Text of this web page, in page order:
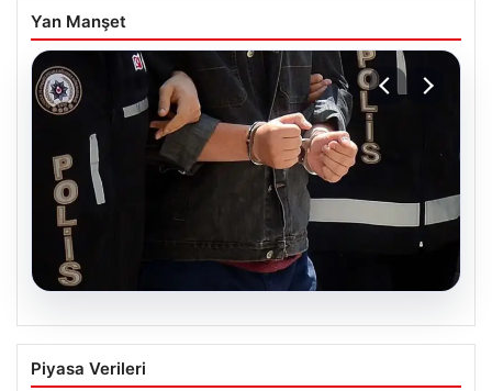
Yan Manşet
05.08.2026
İzmir’de Baba-Oğul Cinayeti: Baba
Tutuklandı
Piyasa Verileri